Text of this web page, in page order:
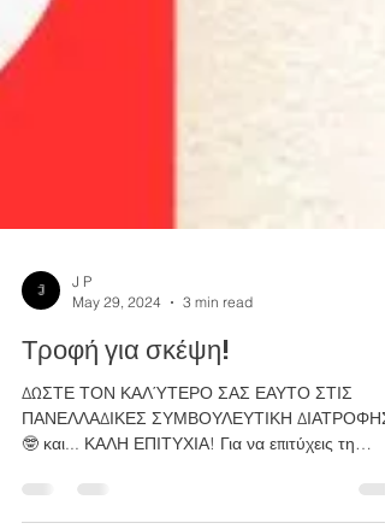
J P
May 29, 2024
3 min read
Τροφή για σκέψη!
ΔΩΣΤΕ ΤΟΝ ΚΑΛΎΤΕΡΟ ΣΑΣ ΕΑΥΤΟ ΣΤΙΣ